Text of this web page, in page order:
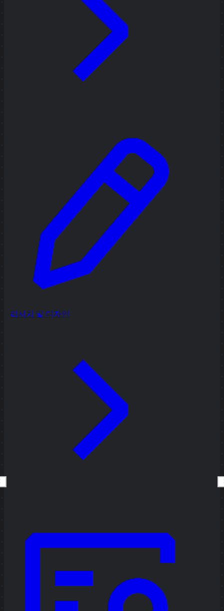
리서치 및 디자인